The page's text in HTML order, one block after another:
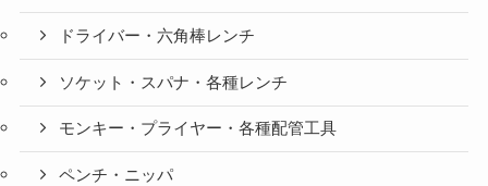
ドライバー・六角棒レンチ
ソケット・スパナ・各種レンチ
モンキー・プライヤー・各種配管工具
ペンチ・ニッパ